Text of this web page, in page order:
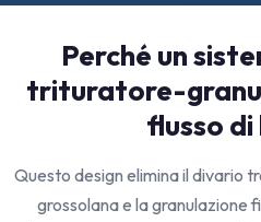
Perché un
trituratore-
flusso
Questo design elimina il divario
grossolana e la granulazione